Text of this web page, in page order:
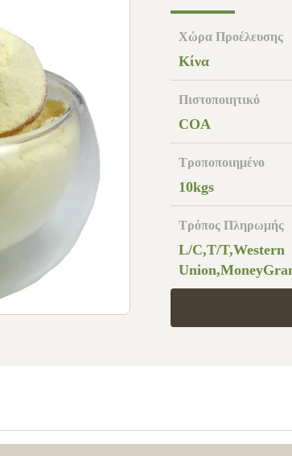
Χώρα Προέλευσης
Κίνα
Πιστοποιητικό
COA
Τροποποιημένο
10kgs
Τρόπος Πληρωμής
L/C,T/T,Western